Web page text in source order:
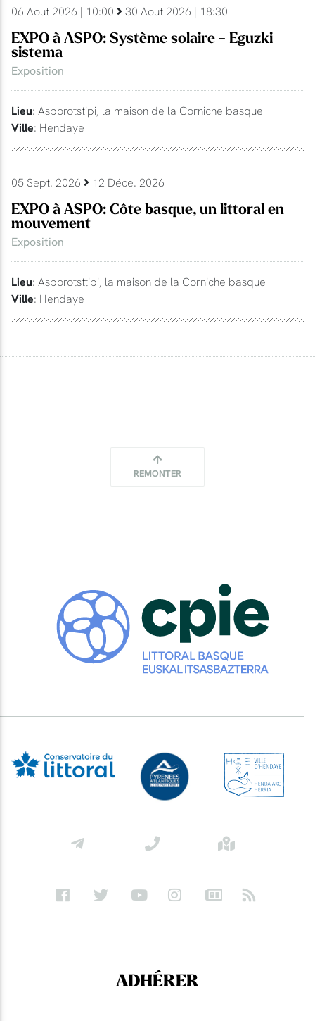
06 Aout 2026 | 10:00 30 Aout 2026 | 18:30
EXPO à ASPO: Système solaire - Eguzki
sistema
Exposition
Lieu: Asporotstipi, la maison de la Corniche basque
Ville: Hendaye
05 Sept. 2026 12 Déce. 2026
EXPO à ASPO: Côte basque, un littoral en
mouvement
Exposition
Lieu: Asporotsttipi, la maison de la Corniche basque
Ville: Hendaye
REMONTER
ADHÉRER